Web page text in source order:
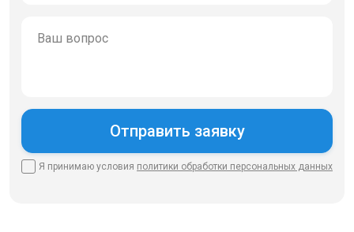
Я принимаю условия политики обработки персональных данных